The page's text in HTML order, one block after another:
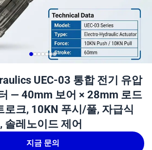
UEC-03 통합 전기 유압
— 40mm 보어 × 28mm 로드
로크, 10KN 푸시/풀, 자급식
솔레노이드 제어
지금 문의